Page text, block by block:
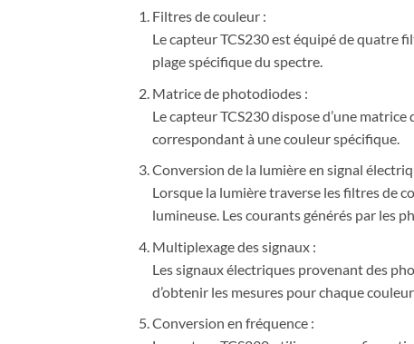
Filtres de couleur :
Le capteur TCS230 est équipé de quatre
plage spécifique du spectre.
Matrice de photodiodes :
Le capteur TCS230 dispose d’une
correspondant à une couleur spécifique.
Conversion de la lumière en signal
Lorsque la lumière traverse les filtres de
lumineuse. Les courants générés par les
Multiplexage des signaux :
Les signaux électriques provenant des
d’obtenir les mesures pour chaque
Conversion en fréquence :